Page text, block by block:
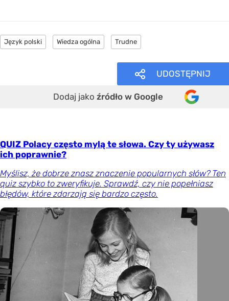
Język polski Wiedza ogólna Trudne
UDOSTĘPNIJ
Dodaj jako źródło w Google
QUIZ Polacy często mylą te słowa. Czy ty używasz
ich poprawnie?
Myślisz, że dobrze znasz znaczenie popularnych słów? Ten
quiz szybko to zweryfikuje. Sprawdź, czy nie popełniasz
błędów, które zdarzają się bardzo często.